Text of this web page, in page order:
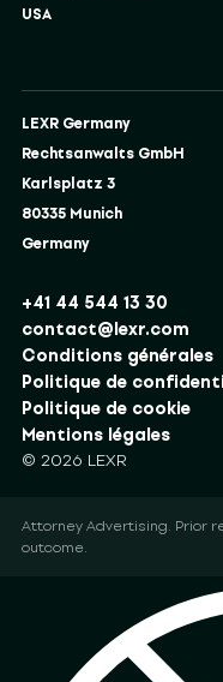
USA
LEXR Germany
Rechtsanwalts GmbH
Karlsplatz 3
80335 Munich
Germany
+41 44 544 13 30
contact@lexr.com
Conditions générales
Politique de
Politique de cookie
Mentions légales
© 2026 LEXR
Attorney Advertising. Prior
outcome.